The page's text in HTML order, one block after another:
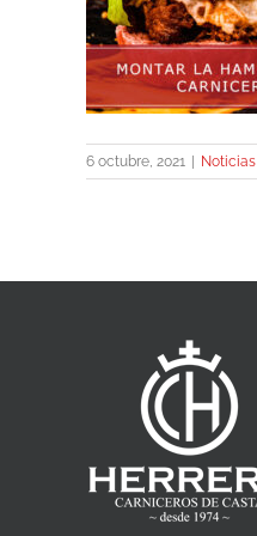
6 octubre, 2021 Noticias